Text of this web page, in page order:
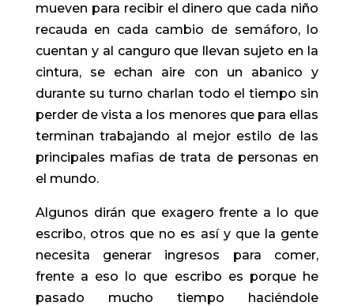
mueven para recibir el dinero que cada niño
recauda en cada cambio de semáforo, lo
cuentan y al canguro que llevan sujeto en la
cintura, se echan aire con un abanico y
durante su turno charlan todo el tiempo sin
perder de vista a los menores que para ellas
terminan trabajando al mejor estilo de las
principales mafias de trata de personas en
el mundo.
Algunos dirán que exagero frente a lo que
escribo, otros que no es así y que la gente
necesita generar ingresos para comer,
frente a eso lo que escribo es porque he
pasado mucho tiempo haciéndole